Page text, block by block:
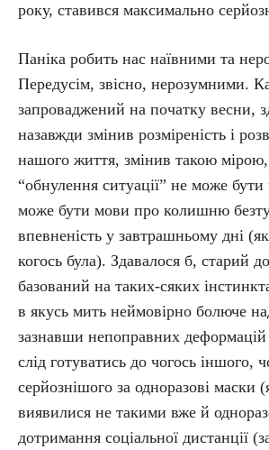
року, ставився максимально
Паніка робить нас наївними та
Передусім, звісно, нерозумними.
запроваджений на початку весни,
назавжди змінив розміреність і
нашого життя, змінив такою
“обнулення ситуації” не може
може бути мови про колишню
впевненість у завтрашньому дні
когось була). Здавалося б, старий
базований на таких-сяких
в якусь мить неймовірно болюче
зазнавши непоправних деформацій
слід готуватись до чогось іншого,
серйознішого за одноразові маски
виявилися не такими вже й
дотримання соціальної дистанції